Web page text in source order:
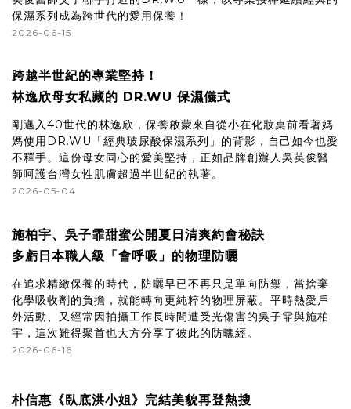
保濕系列成為跨世代的愛用保養！
2026-06-15
跨越半世紀的專業堅持！
林逸欣母女私藏的 DR.WU 保濕儀式
剛邁入40世代的林逸欣，保養啟蒙來自從小在化妝桌前看著媽
媽使用DR.WU「經典玻尿酸保濕系列」的背影，自己如今也愛
不釋手。這份母女同心的愛美堅持，正如品牌創辦人吳英俊醫
師呵護台灣女性肌膚超過半世紀的執著。
2026-05-04
施柏宇、吳子霏甜蜜公開夏日清爽約會秘訣
多虧日本職人級「會呼吸」的物理防曬
在追求精緻保養的時代，防曬早已不再只是單向防禦，當捨棄
化學吸收劑的負擔，就能轉向更純粹的物理屏蔽。平時熱愛戶
外活動、又經常因拍攝工作長時間遭受光傷害的吳子霏與施柏
宇，這次難得聚首也大方分享了彼此的防曬經。
2026-06-16
朴信惠《臥底洪小姐》完結美貌再登熱搜